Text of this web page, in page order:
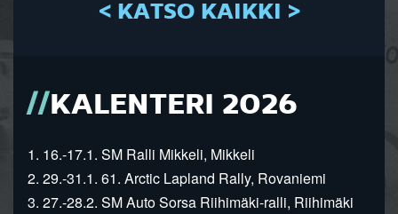
< KATSO KAIKKI >
KALENTERI 2026
1. 16.-17.1. SM Ralli Mikkeli, Mikkeli
2. 29.-31.1. 61. Arctic Lapland Rally, Rovaniemi
3. 27.-28.2. SM Auto Sorsa Riihimäki-ralli, Riihimäki